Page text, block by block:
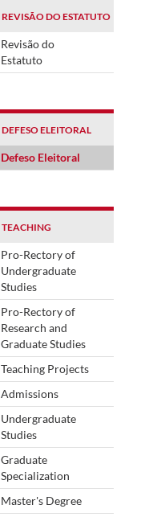
REVISÃO DO ESTATUTO
Revisão do
Estatuto
DEFESO ELEITORAL
Defeso Eleitoral
TEACHING
Pro-Rectory of
Undergraduate
Studies
Pro-Rectory of
Research and
Graduate Studies
Teaching Projects
Admissions
Undergraduate
Studies
Graduate
Specialization
Master's Degree